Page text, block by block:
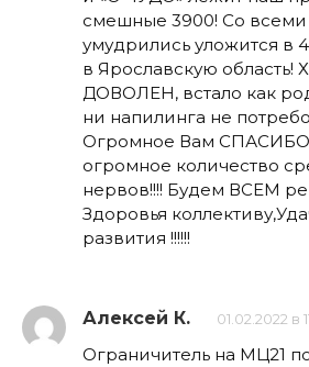
смешные 3900! Со
умудрились уложится в
в Ярославскую область!
ДОВОЛЕН, встало как
ни напилинга не
Огромное Вам
огромное количество
нервов!!!! Будем ВСЕМ
Здоровья
развития !!!!!!
Алексей К. 01.02.2022 в
Ограничитель на МЦ21